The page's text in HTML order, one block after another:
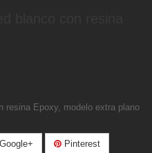
resina Epoxy, modelo extra plano
Google+ Pinterest